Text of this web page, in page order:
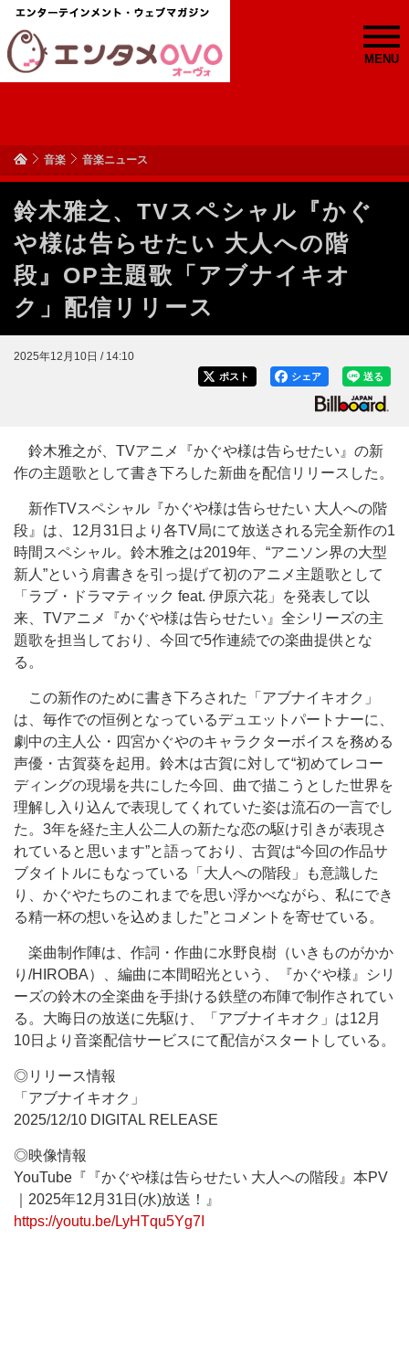
MENU
音楽 音楽ニュース
鈴木雅之、TVスペシャル『かぐ
や様は告らせたい 大人への階
段』OP主題歌「アブナイキオ
ク」配信リリース
2025年12月10日 / 14:10
送る
シェア
ポスト
鈴木雅之が、TVアニメ『かぐや様は告らせたい』の新
作の主題歌として書き下ろした新曲を配信リリースした。
新作TVスペシャル『かぐや様は告らせたい 大人への階
段』は、12月31日より各TV局にて放送される完全新作の1
時間スペシャル。鈴木雅之は2019年、“アニソン界の大型
新人”という肩書きを引っ提げて初のアニメ主題歌として
「ラブ・ドラマティック feat. 伊原六花」を発表して以
来、TVアニメ『かぐや様は告らせたい』全シリーズの主
題歌を担当しており、今回で5作連続での楽曲提供とな
る。
この新作のために書き下ろされた「アブナイキオク」
は、毎作での恒例となっているデュエットパートナーに、
劇中の主人公・四宮かぐやのキャラクターボイスを務める
声優・古賀葵を起用。鈴木は古賀に対して“初めてレコー
ディングの現場を共にした今回、曲で描こうとした世界を
理解し入り込んで表現してくれていた姿は流石の一言でし
た。3年を経た主人公二人の新たな恋の駆け引きが表現さ
れていると思います”と語っており、古賀は“今回の作品サ
ブタイトルにもなっている「大人への階段」も意識した
り、かぐやたちのこれまでを思い浮かべながら、私にでき
る精一杯の想いを込めました”とコメントを寄せている。
楽曲制作陣は、作詞・作曲に水野良樹（いきものがかか
り/HIROBA）、編曲に本間昭光という、『かぐや様』シリ
ーズの鈴木の全楽曲を手掛ける鉄壁の布陣で制作されてい
る。大晦日の放送に先駆け、「アブナイキオク」は12月
10日より音楽配信サービスにて配信がスタートしている。
◎リリース情報
「アブナイキオク」
2025/12/10 DIGITAL RELEASE
◎映像情報
YouTube『『かぐや様は告らせたい 大人への階段』本PV
｜2025年12月31日(水)放送！』
https://youtu.be/LyHTqu5Yg7I